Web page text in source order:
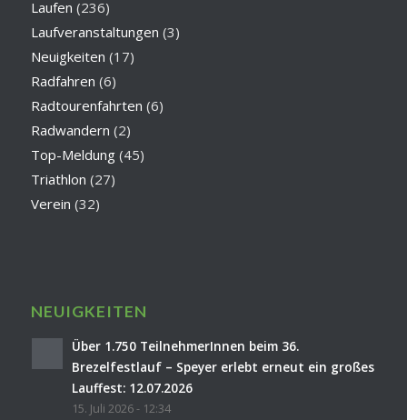
Laufen (236)
Laufveranstaltungen (3)
Neuigkeiten (17)
Radfahren (6)
Radtourenfahrten (6)
Radwandern (2)
Top-Meldung(45)
Triathlon (27)
Verein (32)
NEUIGKEITEN
Über 1.750 TeilnehmerInnen beim 36.
Brezelfestlauf – Speyer erlebt erneut ein großes
Lauffest: 12.07.2026
15. Juli 2026 - 12:34